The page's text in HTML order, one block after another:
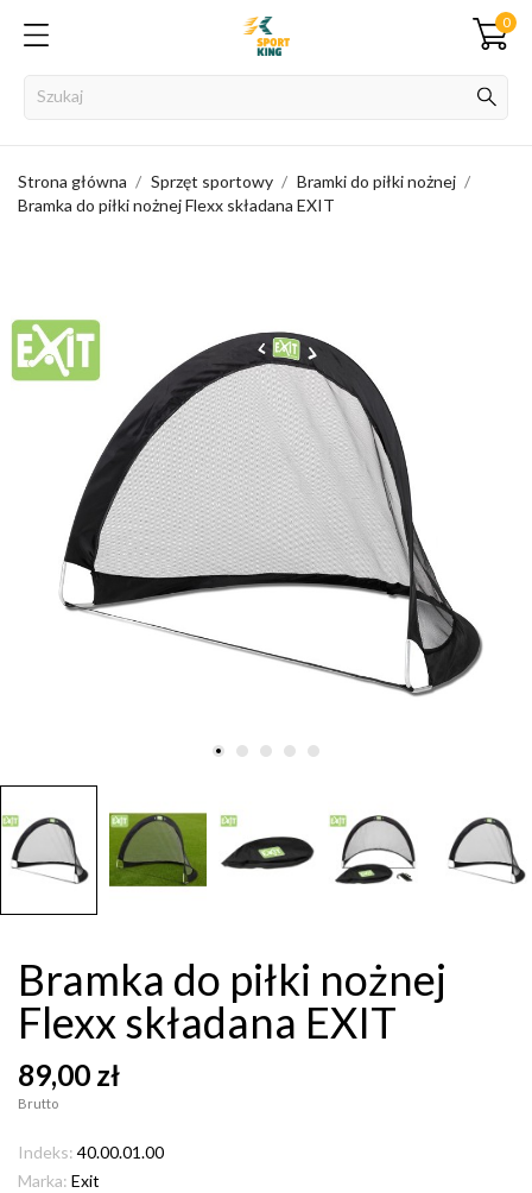
0
Strona główna Sprzęt sportowy
Bramki do piłki nożnej
Bramka do piłki nożnej Flexx składana EXIT
Bramka do piłki nożnej
Flexx składana EXIT
89,00 zł
Brutto
Indeks: 40.00.01.00
Marka: Exit